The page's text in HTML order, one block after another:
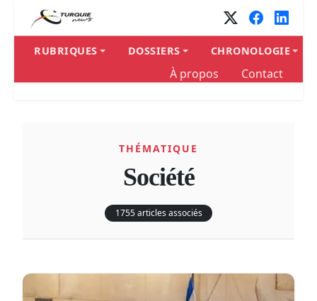
Panneau de gestion des cookies
RUBRIQUES DOSSIERS CHRONOLOGIE
À propos Contact
THÉMATIQUE
Société
1755 articles associés